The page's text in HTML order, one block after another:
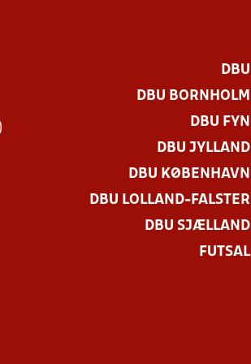
DBU
DBU BORNHOLM
DBU FYN
DBU JYLLAND
DBU KØBENHAVN
DBU LOLLAND-FALSTER
DBU SJÆLLAND
FUTSAL